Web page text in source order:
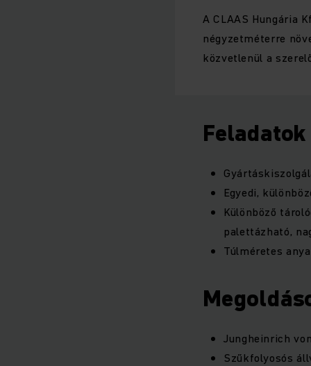
A CLAAS Hungária
négyzetméterre
közvetlenül a
Feladatok
Egyedi,
Különböző
palettázható,
Túlméretes
Jungheinrich
Szűkfolyosós